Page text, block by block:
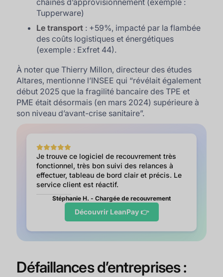
Tupperware)
Le transport : +59%, impacté par la flambée
des coûts logistiques et énergétiques
(exemple : Exfret 44).
À noter que Thierry Millon, directeur des études
Altares, mentionne l’INSEEqui “révélait également
début 2025 que la fragilité bancaire des TPE et
PME était désormais (en mars 2024) supérieure à
son niveau d’avant-crise sanitaire”.
Je trouve ce logiciel de recouvrement très
fonctionnel, très bon suivi des relances à
effectuer, tableau de bord clair et précis. Le
service client est réactif.
Stéphanie H. - Chargée de recouvrement
Découvrir LeanPay 👉
Défaillances d’entreprises :